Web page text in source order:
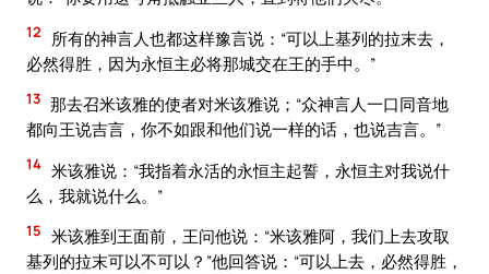
12
所有的神言人也都这样豫言说：“可以上基列的拉末去，
必然得胜，因为永恒主必将那城交在王的手中。”
13 那去召米该雅的使者对米该雅说；“众神言人一口同音地
都向王说吉言，你不如跟和他们说一样的话，也说吉言。”
14 米该雅说：“我指着永活的永恒主起誓，永恒主对我说什
么，我就说什么。”
15 米该雅到王面前，王问他说：“米该雅阿，我们上去攻取
基列的拉末可以不可以？”他回答说：“可以上去，必然得胜，